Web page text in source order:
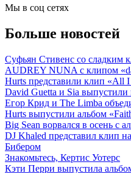
Мы в соц сетях
Больше новостей
Суфьян Стивенс со сладким
AUDREY NUNA с клипом
Hurts представили клип «All
David Guetta и Sia
Егор Крид и The Limba
Hurts выпустили альбом
Big Sean ворвался в осень с
DJ Khaled представил клип
Бибером
Знакомьтесь, Кертис Уотерс
Кэти Перри выпустила